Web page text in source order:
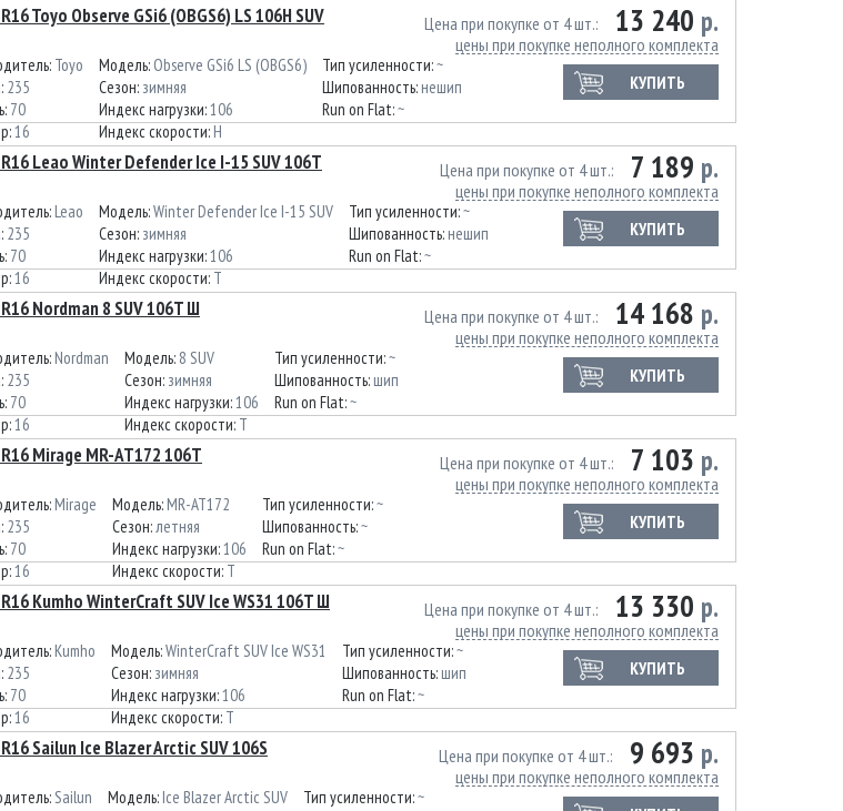
Toyo Observe GSi6 (OBGS6) LS 106H SUV 13 240 р.
Цена при покупке от 4 шт.
цены при покупке неполного комплекта
КУПИТЬ
Toyo
235
70
16
Модель: Observe GSi6 LS (OBGS6)
Сезон: зимняя
Индекс нагрузки:106
Индекс скорости: H
Тип усиленности:~
Шипованность: нешип
Run on Flat:~
Leao Winter Defender Ice I-15 SUV 106T 7 189 р.
Цена при покупке от 4 шт.
цены при покупке неполного комплекта
КУПИТЬ
Leao
235
70
16
Модель:Winter Defender Ice I-15 SUV
Сезон: зимняя
Индекс нагрузки:106
Индекс скорости: T
Тип усиленности:~
Шипованность: нешип
Run on Flat:~
Nordman 8 SUV 106T Ш 14 168 р.
Цена при покупке от 4 шт.
цены при покупке неполного комплекта
КУПИТЬ
Nordman
235
70
16
Модель: 8 SUV
Сезон: зимняя
Индекс нагрузки:106
Индекс скорости: T
Тип усиленности:~
Шипованность: шип
Run on Flat:~
Mirage MR-AT172 106T 7 103 р.
Цена при покупке от 4 шт.
цены при покупке неполного комплекта
КУПИТЬ
Mirage
235
70
16
Модель: MR-AT172
Сезон:летняя
Индекс нагрузки:106
Индекс скорости: T
Тип усиленности:~
Шипованность:~
Run on Flat:~
Kumho WinterCraft SUV Ice WS31 106T Ш 13 330 р.
Цена при покупке от 4 шт.
цены при покупке неполного комплекта
КУПИТЬ
Kumho
235
70
16
Модель:WinterCraft SUV Ice WS31
Сезон: зимняя
Индекс нагрузки:106
Индекс скорости: T
Тип усиленности:~
Шипованность: шип
Run on Flat:~
Sailun Ice Blazer Arctic SUV 106S 9 693 р.
Цена при покупке от 4 шт.
цены при покупке неполного комплекта
Sailun
Модель: Ice Blazer Arctic SUV
Тип усиленности:~